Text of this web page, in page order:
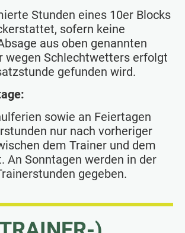
Stunden eines 10er Blocks
sofern keine
aus oben genannten
wegen Schlechtwetters erfolgt
gefunden wird.
sowie an Feiertagen
nur nach vorheriger
dem Trainer und dem
An Sonntagen werden in der
gegeben.